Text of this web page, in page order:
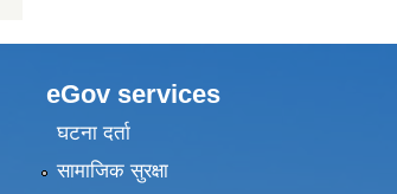
eGov services
घटना दर्ता
सामाजिक सुरक्षा